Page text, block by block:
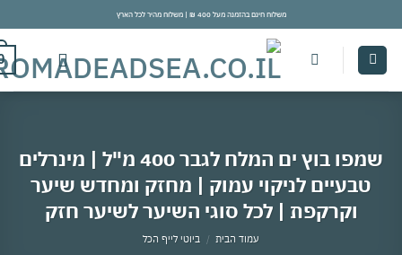
משלוח חינם בהזמנה מעל 400 ₪ | משלוח מהיר לכל הארץ
0
שמפו בוץ ים המלח לגבר 400 מ"ל | מינרלים
טבעיים לניקוי עמוק | מחזק ומחדש שיער
וקרקפת | לכל סוגי השיער לשיער חזק
עמוד הבית / ביוטי לייף הכל